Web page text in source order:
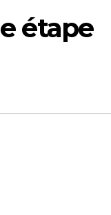
étape